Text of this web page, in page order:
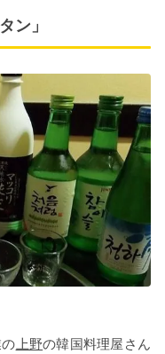
ン」
上野の韓国料理屋さん